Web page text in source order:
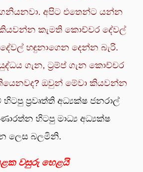
අපිට එතෙන්ට යන්න
කැමති කොච්චර දේවල්
හඳුනාගෙන දෙන්න බැරි.
ගැන, ට්‍රම්ප් ගැන කොච්චර
ඔවුන් මේවා කියවන්න
ප්‍රවෘත්ති අධ්‍යක්ෂ ජනරාල්
හිටපු මාධ්‍ය අධ්‍යක්ෂ
ලෙස බලමිනි.
වසුරු හෙළයි